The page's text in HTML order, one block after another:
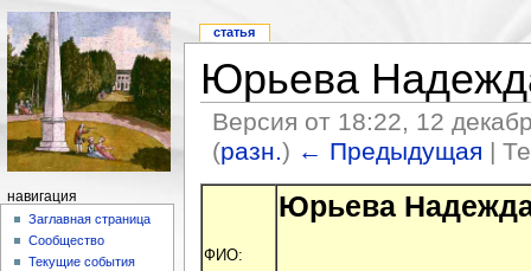
Юрьева
Версия от 18:22, 12
(разн.) ← Предыдущая |
ФИО:
Юрьева
статья
навигация
Заглавная страница
Сообщество
Текущие события